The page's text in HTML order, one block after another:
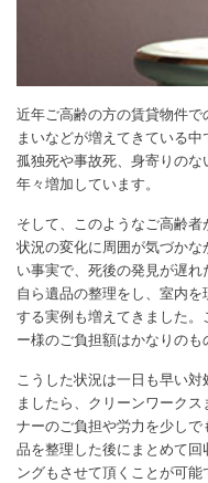
近年ご高齢の方の賃貸物件
まいなどが増えてきている
孤独死や事故死、身寄りの
年々増加しています。
そして、このようなご高齢
状況の変化に周囲が気づか
い事実で、死後の発見が遅
自ら遺品の整理をし、室内
する実例も増えてきました
ー様のご負担額はかなりのも
こうした状況は一日も早い
ましたら、クリーンワーク
ナーのご負担や労力を少し
品を整理した後にまとめて
ングもさせて頂くことが可能